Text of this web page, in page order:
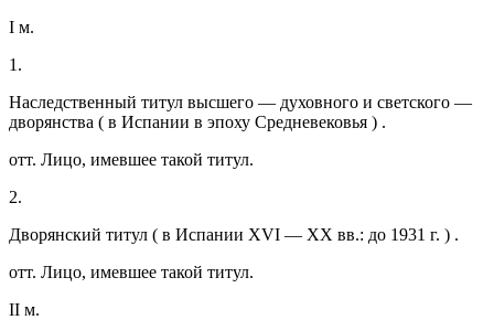
I м.
1.
Наследственный титул высшего — духовного и светского —
дворянства ( в Испании в эпоху Средневековья ) .
отт. Лицо, имевшее такой титул.
2.
Дворянский титул ( в Испании XVI — XX вв.: до 1931 г. ) .
отт. Лицо, имевшее такой титул.
II м.